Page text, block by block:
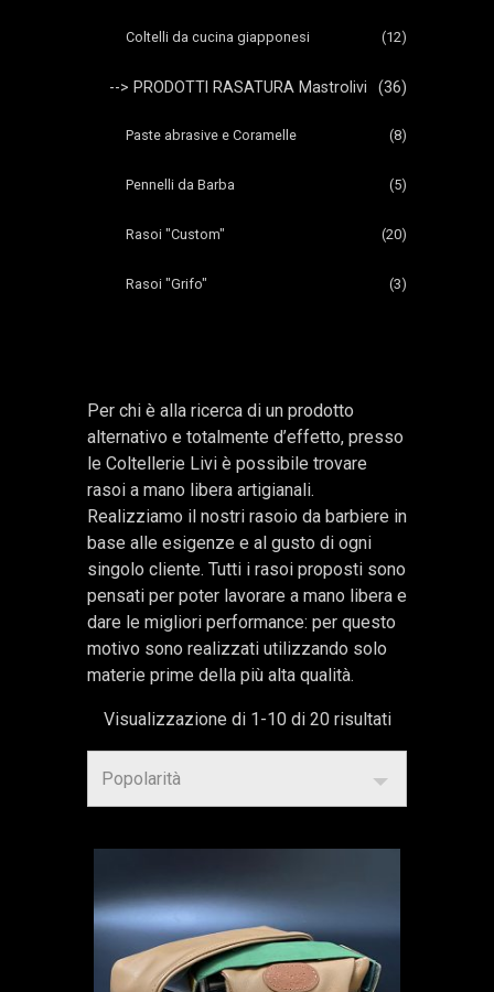
Coltelli da cucina giapponesi (12)
--> PRODOTTI RASATURA Mastrolivi (36)
Paste abrasive e Coramelle (8)
Pennelli da Barba (5)
Rasoi "Custom" (20)
Rasoi "Grifo" (3)
Per chi è alla ricerca di un prodotto
alternativo e totalmente d’effetto, presso
le Coltellerie Livi è possibile trovare
rasoi a mano libera artigianali.
Realizziamo il nostri rasoio da barbiere in
base alle esigenze e al gusto di ogni
singolo cliente. Tutti i rasoi proposti sono
pensati per poter lavorare a mano libera e
dare le migliori performance: per questo
motivo sono realizzati utilizzando solo
materie prime della più alta qualità.
Visualizzazione di 1-10 di 20 risultatiPopolarità